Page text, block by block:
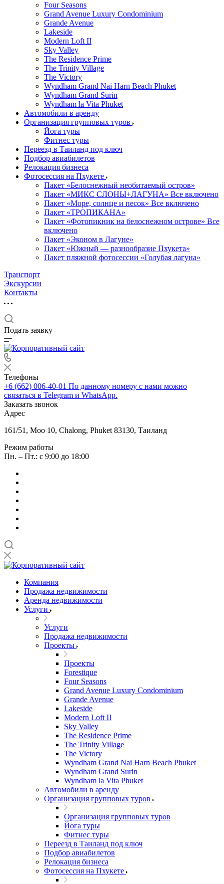
Four Seasons
Grand Avenue Luxury Condominium
Grande Avenue
Lakeside
Modern Loft II
Sky Valley
The Residence Prime
The Trinity Village
The Victory
Wyndham Grand Nai Harn Beach Phuket
Wyndham Grand Surin
Wyndham la Vita Phuket
Автомобили в аренду
Организация групповых туров
Йога туры
Фитнес туры
Переезд в Таиланд под ключ
Подбор авиабилетов
Релокация бизнеса
Фотоcессия на Пхукете
Пакет «Белоснежный необитаемый остров»
Пакет «МИКС СЛОНЫ+ЛАГУНА» Все включено
Пакет «Море, солнце и песок» Все включено
Пакет «ТРОПИКАНА»
Пакет «Фотопикник на белоснежном острове» Все
включено
Пакет «Эконом в Лагуне»
Пакет «Южный — разнообразие Пхукета»
Пакет пляжной фотосессии «Голубая лагуна»
Транспорт
Экскурсии
Контакты
Подать заявку
Телефоны
+6 (662) 006-40-01 По данному номеру с нами можно
связаться в Telegram и WhatsApp.
Заказать звонок
Адрес
161/51, Moo 10, Chalong, Phuket 83130, Таиланд
Режим работы
Пн. – Пт.: с 9:00 до 18:00
Компания
Продажа недвижимости
Аренда недвижимости
Услуги
Услуги
Продажа недвижимости
Проекты
Проекты
Forestique
Four Seasons
Grand Avenue Luxury Condominium
Grande Avenue
Lakeside
Modern Loft II
Sky Valley
The Residence Prime
The Trinity Village
The Victory
Wyndham Grand Nai Harn Beach Phuket
Wyndham Grand Surin
Wyndham la Vita Phuket
Автомобили в аренду
Организация групповых туров
Организация групповых туров
Йога туры
Фитнес туры
Переезд в Таиланд под ключ
Подбор авиабилетов
Релокация бизнеса
Фотоcессия на Пхукете